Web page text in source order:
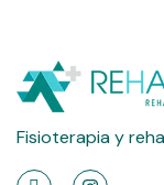
Fisioterapia y